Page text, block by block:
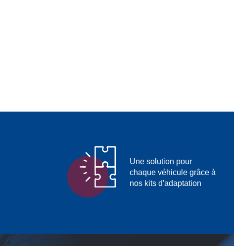
Une solution pour
chaque véhicule grâce à
nos kits d'adaptation